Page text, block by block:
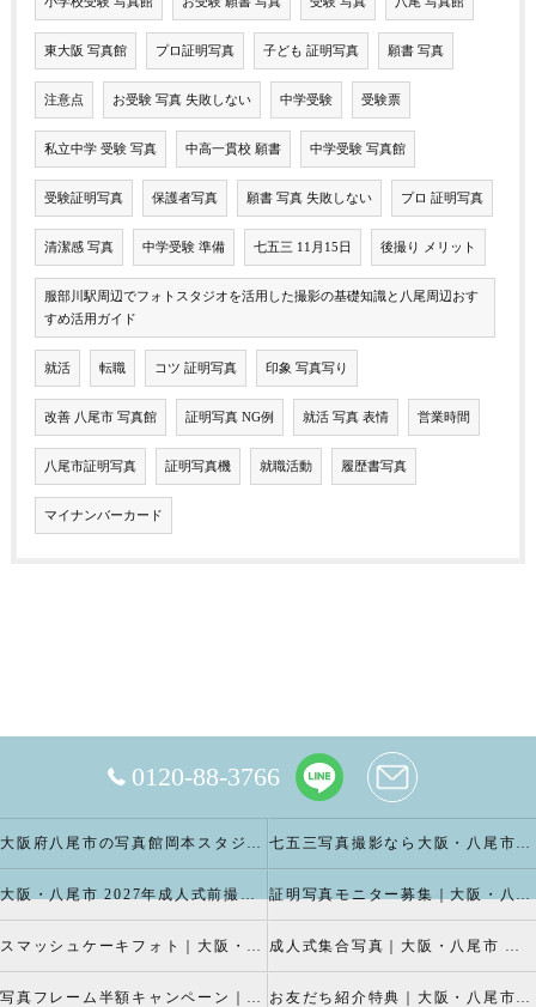
東大阪 写真館 プロ証明写真 子ども 証明写真 願書 写真
注意点 お受験 写真 失敗しない 中学受験 受験票
私立中学 受験 写真 中高一貫校 願書 中学受験 写真館
受験証明写真 保護者写真 願書 写真 失敗しない プロ 証明写真
清潔感 写真 中学受験 準備 七五三 11月15日 後撮り メリット
服部川駅周辺でフォトスタジオを活用した撮影の基礎知識と八尾周辺おす
すめ活用ガイド
就活 転職 コツ 証明写真 印象 写真写り
改善 八尾市 写真館 証明写真 NG例 就活 写真 表情 営業時間
八尾市証明写真 証明写真機 就職活動 履歴書写真
マイナンバーカード
0120-88-3766
大阪府八尾市の写真館岡本スタジオの撮影キャンペーン 七五三写真撮影なら大阪・八尾市 の岡本スタジオへ
大阪・八尾市 2027年成人式前撮り振袖写真撮影、成人振袖レンタルなら2026年成人前撮りキャペーン開催中の岡本スタジオへ 証明写真モニター募集｜大阪・八尾市 証明写真撮影なら岡本スタジオへ！証明写真モニターモデル募集中！
スマッシュケーキフォト｜大阪・八尾市 スマッシュケーキ写真撮影、ベビーフォト撮影は岡本スタジオへ 成人式集合写真｜大阪・八尾市 友達集合写真、成人式集合写真撮影なら岡本スタジオへ
写真フレーム半額キャンペーン｜大阪・八尾市 写真撮影なら半額割引キャペーン開催中の岡本スタジオへ お友だち紹介特典｜大阪・八尾市 記念写真撮影なら岡本スタジオへ